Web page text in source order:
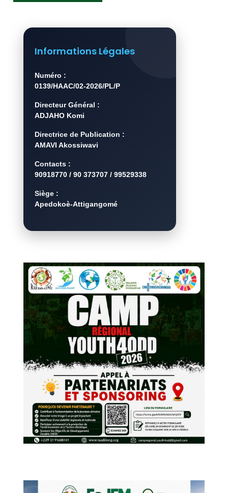
Informations Légales
Numéro :
0139/HAAC/02-2026/PL/P
Directeur Général :
ADJAHO Komi
Directrice de Publication :
AMAVI Akossiwavi
Contacts :
90918770 / 90 373707 / 99529338
Siège :
Apedokoè-Attigangomé